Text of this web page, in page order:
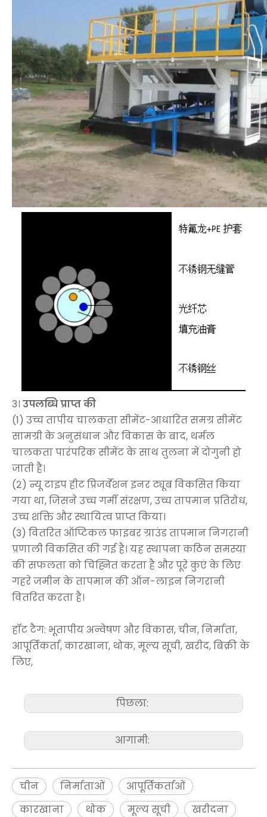
3। उपलब्धि प्राप्त की
(1) उच्च तापीय चालकता सीमेंट-आधारित समग्र सीमेंट
सामग्री के अनुसंधान और विकास के बाद, थर्मल
चालकता पारंपरिक सीमेंट के साथ तुलना में दोगुनी हो
जाती है।
(२) न्यू टाइप हीट प्रिजर्वेशन इनर ट्यूब विकसित किया
गया था, जिसने उच्च गर्मी संरक्षण, उच्च तापमान प्रतिरोध,
उच्च शक्ति और स्थायित्व प्राप्त किया।
(3) वितरित ऑप्टिकल फाइबर ग्राउंड तापमान निगरानी
प्रणाली विकसित की गई है। यह स्थापना कठिन समस्या
की सफलता को चिह्नित करता है और पूरे कुएं के लिए
गहरे जमीन के तापमान की ऑन-लाइन निगरानी
वितरित करता है।
हॉट टैग: भूतापीय अन्वेषण और विकास, चीन, निर्माता,
आपूर्तिकर्ता, कारखाना, थोक, मूल्य सूची, खरीद, बिक्री के
लिए,
पिछला:
आगामी:
चीन निर्माताओं
आपूर्तिकर्ताओं
कारखाना
थोक मूल्य सूची
खरीदना